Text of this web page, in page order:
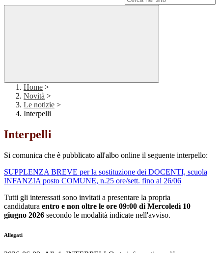
Home >
Novità >
Le notizie >
Interpelli
Interpelli
Si comunica che è pubblicato all'albo online il seguente interpello:
SUPPLENZA BREVE per la sostituzione dei DOCENTI, scuola
INFANZIA posto COMUNE, n.25 ore/sett. fino al 26/06
Tutti gli interessati sono invitati a presentare la propria
candidatura entro e non oltre le ore 09:00 di Mercoledì 10
giugno 2026 secondo le modalità indicate nell'avviso.
Allegati